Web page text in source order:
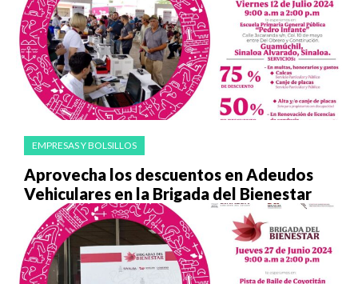
EMPRESAS Y BOLSILLOS
Aprovecha los descuentos en Adeudos
Vehiculares en la Brigada del Bienestar